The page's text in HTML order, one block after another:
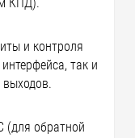
КПД).
и контроля
так и
(для обратной